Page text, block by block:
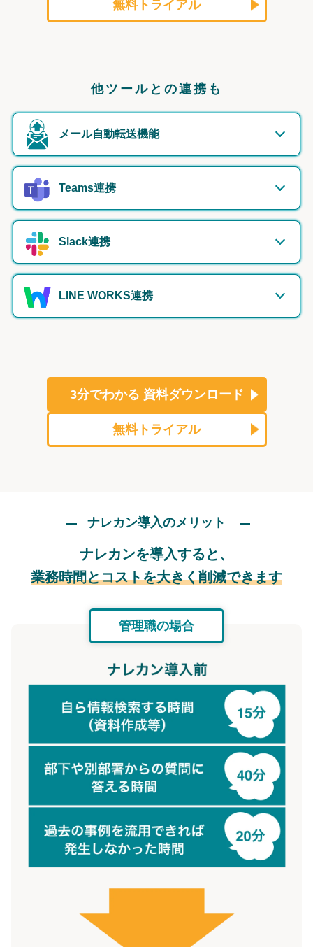
無料トライアル
他ツールとの連携も
メール自動転送機能
Teams連携
Slack連携
LINE WORKS連携
3分でわかる 資料ダウンロード
無料トライアル
ナレカン導入のメリット
ナレカンを導入すると、
業務時間とコストを大きく削減できます
管理職の場合